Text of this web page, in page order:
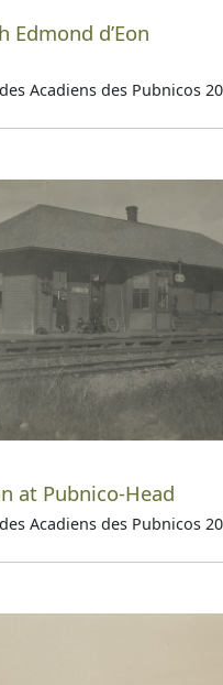
Edmond d’Eon
Acadiens des Pubnicos
at Pubnico-Head
Acadiens des Pubnicos